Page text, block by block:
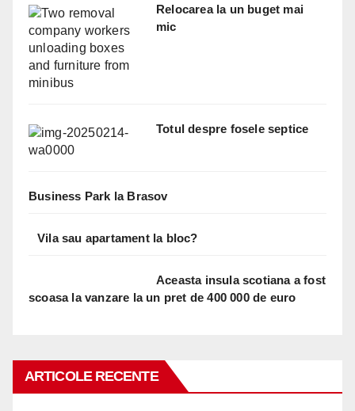
Relocarea la un buget mai
mic
Totul despre fosele septice
Business Park la Brasov
Vila sau apartament la bloc?
Aceasta insula scotiana a fost
scoasa la vanzare la un pret de 400 000 de euro
ARTICOLE RECENTE